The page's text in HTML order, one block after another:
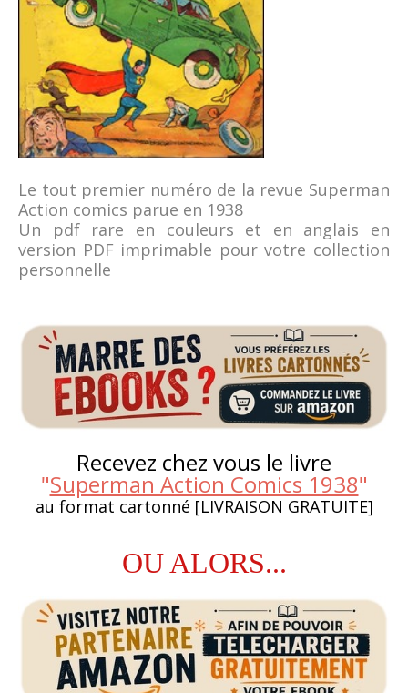
Le tout premier numéro de la revue Superman
Action comics parue en 1938
Un pdf rare en couleurs et en anglais en
version PDF imprimable pour votre collection
personnelle
Recevez chez vous le livre
"Superman Action Comics 1938"
au format cartonné [LIVRAISON GRATUITE]
OU ALORS...